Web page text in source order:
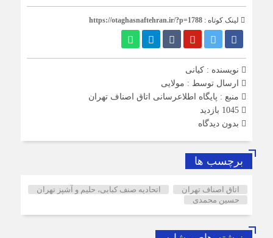
لینک کوتاه : https://otaghasnaftehran.ir/?p=1788
نویسنده : کیانی
ارسال توسط : مولایی
منبع : پایگاه اطلاع‎رسانی اتاق اصناف تهران
بدون دیدگاه
برچسب ها
اتاق اصناف تهران
اتحادیه صنف کبابی، حلیم و آشپز تهران
حسین محمدی